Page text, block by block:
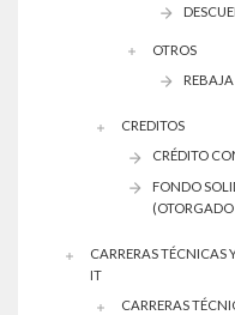
OTROS
CREDITOS
CRÉDITO
FONDO
CARRERAS TÉCNICAS
IT
CARRERAS